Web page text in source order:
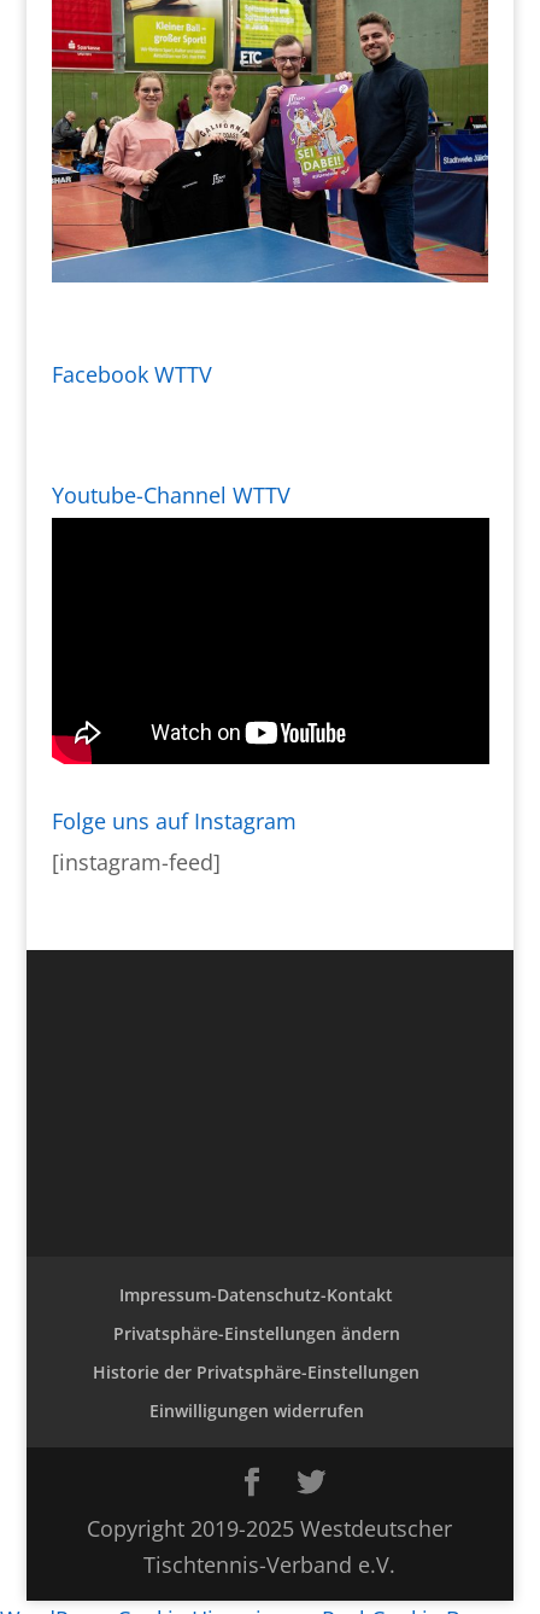
Facebook WTTV
Youtube-Channel WTTV
Folge uns auf Instagram
[instagram-feed]
Impressum-Datenschutz-Kontakt
Privatsphäre-Einstellungen ändern
Historie der Privatsphäre-Einstellungen
Einwilligungen widerrufen
Copyright 2019-2025 Westdeutscher
Tischtennis-Verband e.V.